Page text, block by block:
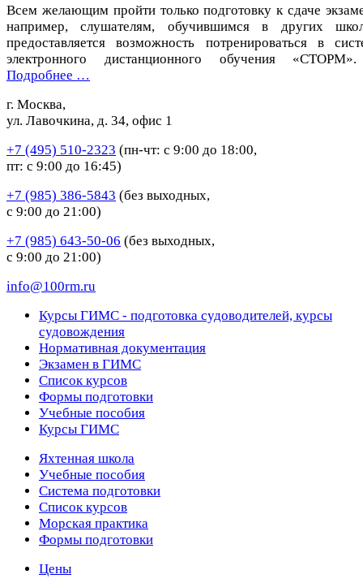
Всем желающим пройти только подготовку к сдаче
например, слушателям, обучившимся в других
предоставляется возможность потренироваться в
электронного дистанционного обучения
Подробнее …
г. Москва,
ул. Лавочкина, д. 34, офис 1
+7 (495) 510-2323 (пн-чт: с 9:00 до 18:00,
пт: с 9:00 до 16:45)
+7 (985) 386-5843 (без выходных,
с 9:00 до 21:00)
+7 (985) 643-50-06 (без выходных,
с 9:00 до 21:00)
info@100rm.ru
Курсы ГИМС - подготовка судоводителей, курсы
судовождения
Нормативная документация
Экзамен в ГИМС
Список курсов
Формы подготовки
Учебные пособия
Курсы ГИМС
Яхтенная школа
Учебные пособия
Cистема подготовки
Список курсов
Морская практика
Формы подготовки
Цены